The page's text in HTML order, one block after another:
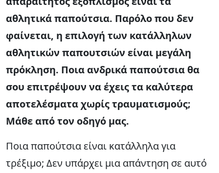
αθλητικά παπούτσια. Παρόλο που δεν
φαίνεται, η επιλογή των κατάλληλων
αθλητικών παπουτσιών είναι μεγάλη
πρόκληση. Ποια ανδρικά παπούτσια θα
σου επιτρέψουν να έχεις τα καλύτερα
αποτελέσματα χωρίς τραυματισμούς;
Μάθε από τον οδηγό μας.
Ποια παπούτσια είναι κατάλληλα για
τρέξιμο; Δεν υπάρχει μια απάντηση σε αυτό